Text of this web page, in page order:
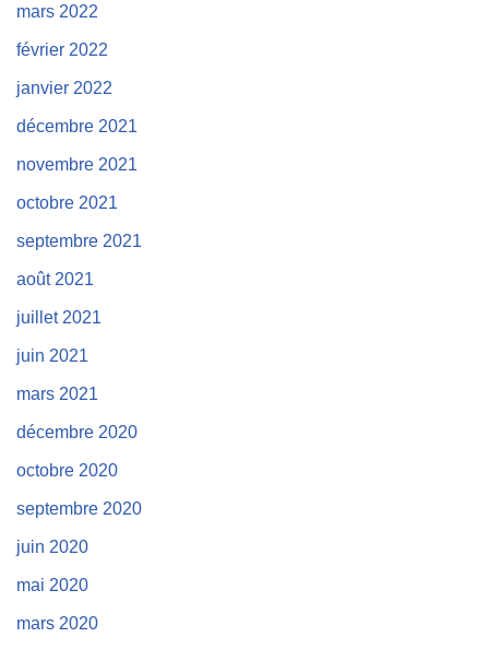
mars 2022
février 2022
janvier 2022
décembre 2021
novembre 2021
octobre 2021
septembre 2021
août 2021
juillet 2021
juin 2021
mars 2021
décembre 2020
octobre 2020
septembre 2020
juin 2020
mai 2020
mars 2020